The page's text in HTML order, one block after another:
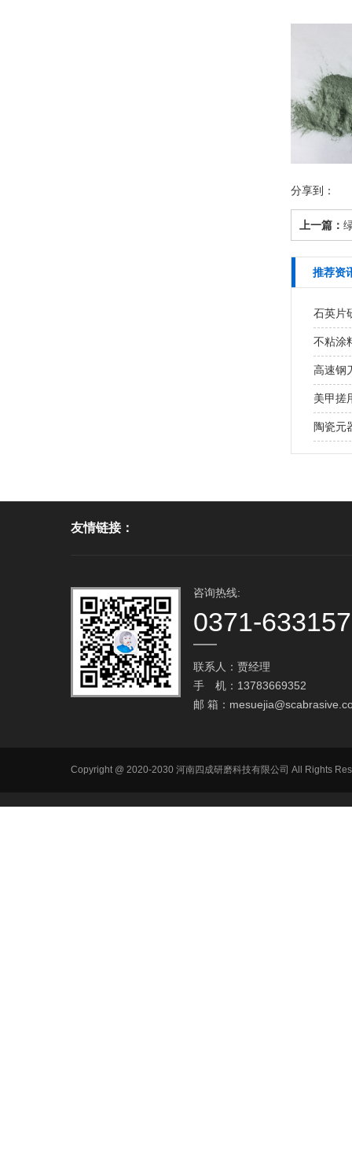
分享到：
上一篇：
推荐资
石英片
不粘涂
高速钢
美甲搓
陶瓷元
友情链接：
咨询热线:
0371-
联系人：贾经理
手 机：13783669352
邮 箱：
Copyright @ 2020-2030 河南四成研磨科技有限公司 All Rights